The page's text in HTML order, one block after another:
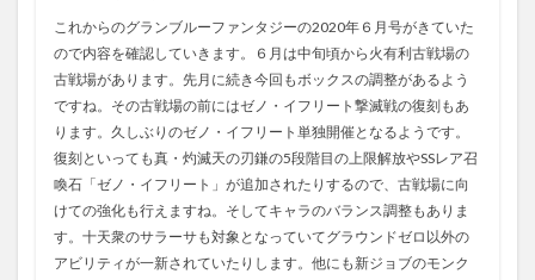
これからのグランブルーファンタジーの2020年６月号がきていた
ので内容を確認していきます。６月は中旬頃から火有利古戦場の
古戦場があります。先月に続き今回もボックスの調整があるよう
ですね。その古戦場の前にはゼノ・イフリート撃滅戦の復刻もあ
ります。久しぶりのゼノ・イフリート単独開催となるようです。
復刻といっても真・灼滅天の刃鎌の5段階目の上限解放やSSレア召
喚石「ゼノ・イフリート」が追加されたりするので、古戦場に向
けての強化も行えますね。そしてキャラのバランス調整もありま
す。十天衆のサラーサも対象となっていてグラウンドゼロ以外の
アビリティが一新されていたりします。他にも新ジョブのモンク